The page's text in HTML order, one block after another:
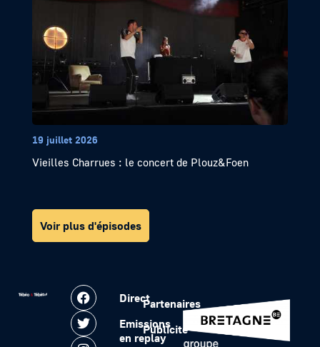
19 juillet 2026
Vieilles Charrues : le concert de Plouz&Foen
Voir plus d'épisodes
Direct
Emissions
en replay
Partenaires
Publicité